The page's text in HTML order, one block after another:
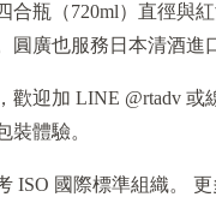
合瓶（720ml）直徑與
圓廣也服務日本清酒進
歡迎加 LINE @rtadv 或
裝體驗。
ISO 國際標準組織。